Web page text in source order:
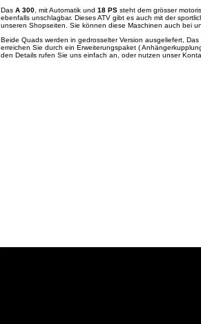
Das A 300 , mit Automatik und 18 PS steht dem grösser
ebenfalls unschlagbar. Dieses ATV gibt es auch mit der
unseren Shopseiten. Sie können diese Maschinen auch bei
Beide Quads werden in gedrosselter Version ausgeliefert, Das
erreichen Sie durch ein Erweiterungspaket (
den Details rufen Sie uns einfach an, oder nutzen unser